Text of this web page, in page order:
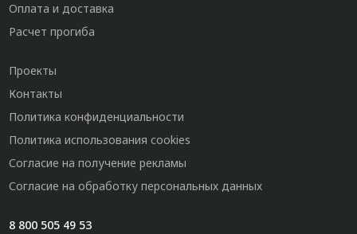
Оплата и доставка
Расчет прогиба
Проекты
Контакты
Политика конфиденциальности
Политика использования cookies
Согласие на получение рекламы
Согласие на обработку персональных данных
8 800 505 49 53